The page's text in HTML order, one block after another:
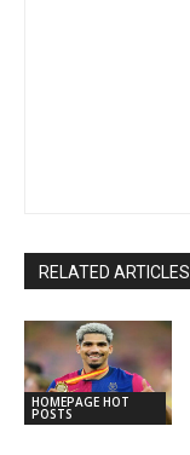
RELATED ARTICLES
HOMEPAGE HOT
POSTS